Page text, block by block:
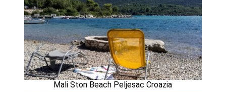
Mali Ston Beach Peljesac Croazia